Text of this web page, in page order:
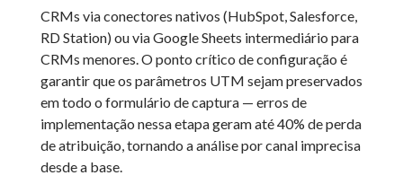
CRMs via conectores nativos (HubSpot, Salesforce,
RD Station) ou via Google Sheets intermediário para
CRMs menores. O ponto crítico de configuração é
garantir que os parâmetros UTM sejam preservados
em todo o formulário de captura — erros de
implementação nessa etapa geram até 40% de perda
de atribuição, tornando a análise por canal imprecisa
desde a base.